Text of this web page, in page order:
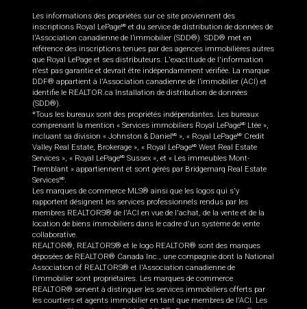
Les informations des propriétés sur ce site proviennent des
inscriptions Royal LePageMD et du service de distribution de données de
l'Association canadienne de l’immobilier (SDD®). SDD® met en
référence des inscriptions tenues par des agences immobilières autres
que Royal LePage et ses distributeurs. L'exactitude de l'information
n'est pas garantie et devrait être indépendamment vérifiée. La marque
DDF® appartient à l'Association canadienne de l’immobilier (ACI) et
identifie le REALTOR.ca Installation de distribution de données
(SDD®).
*Tous les bureaux sont des propriétés indépendantes. Les bureaux
comprenant la mention « Services immobiliers Royal LePageMD
Ltée »,
incluant sa division « Johnston & Daniel MD », « Royal LePageMD
Credit
Valley Real Estate, Brokerage », « Royal LePageMD West Real Estate
Services », « Royal LePageMD Sussex », et « Les immeubles Mont-
Tremblant » appartiennent et sont gérés par Bridgemarq Real Estate
ServicesMD.
Les marques de commerce MLS® ainsi que les logos qui s'y
rapportent désignent les services professionnels rendus par les
membres REALTORS® de l'ACI en vue de l'achat, de la vente et de la
location de biens immobiliers dans le cadre d'un système de vente
collaborative.
REALTOR®, REALTORS® et le logo REALTOR® sont des marques
déposées de REALTOR® Canada Inc., une compagnie dont la National
Association of REALTORS® et l'Association canadienne de
l’immobilier sont propriétaires. Les marques de commerce
REALTOR® servent à distinguer les services immobiliers offerts par
les courtiers et agents immobilier en tant que membres de l'ACI. Les